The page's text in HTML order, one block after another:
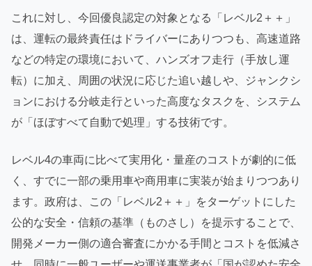
これに対し、今回優良認定の対象となる「レベル2＋＋」
は、運転の最終責任はドライバーにありつつも、高速道路
などの特定の環境において、ハンズオフ走行（手放し運
転）に加え、周囲の状況に応じた追い越しや、ジャンクシ
ョンにおける分岐走行といった高度なタスクを、システム
が「ほぼすべて自動で処理」する技術です。
レベル4の車両に比べて実用化・量産のコストが劇的に低
く、すでに一部の乗用車や商用車に実装が始まりつつあり
ます。政府は、この「レベル2＋＋」をターゲットにした
公的な安全・信頼の基準（ものさし）を提示することで、
開発メーカー側の適合審査にかかる手間とコストを低減さ